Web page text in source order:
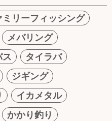
ミリーフィッシング
メバリング
タイラバ
ジギング
イカメタル
かかり釣り